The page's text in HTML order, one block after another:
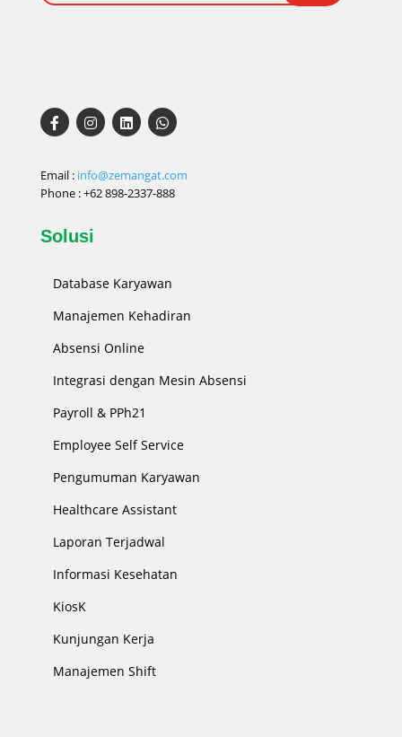
Email : info@zemangat.com
Phone :+62 898-2337-888
Solusi
Database Karyawan
Manajemen Kehadiran
Absensi Online
Integrasi dengan Mesin Absensi
Payroll & PPh21
Employee Self Service
Pengumuman Karyawan
Healthcare Assistant
Laporan Terjadwal
Informasi Kesehatan
KiosK
Kunjungan Kerja
Manajemen Shift